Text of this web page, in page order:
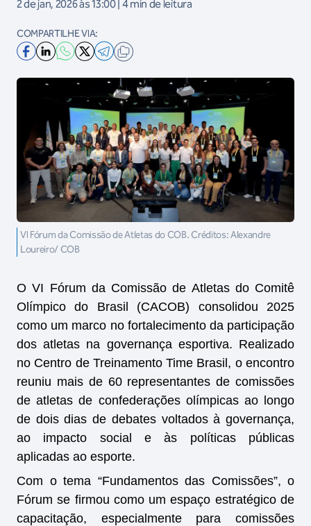
2 de jan, 2026 às 13:00 | 4 min de leitura
COMPARTILHE VIA:
VI Fórum da Comissão de Atletas do COB. Créditos: Alexandre
Loureiro/ COB
O VI Fórum da Comissão de Atletas do Comitê
Olímpico do Brasil (CACOB) consolidou 2025
como um marco no fortalecimento da participação
dos atletas na governança esportiva. Realizado
no Centro de Treinamento Time Brasil, o encontro
reuniu mais de 60 representantes de comissões
de atletas de confederações olímpicas ao longo
de dois dias de debates voltados à governança,
ao impacto social e às políticas públicas
aplicadas ao esporte.
Com o tema “Fundamentos das Comissões”, o
Fórum se firmou como um espaço estratégico de
capacitação, especialmente para comissões